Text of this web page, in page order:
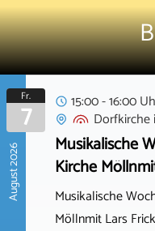
August 2026
Fr.
7
15:00 - 16:00
Dorfkirche
Musikalische
Kirche
Musikalische
Möllnmit Lars